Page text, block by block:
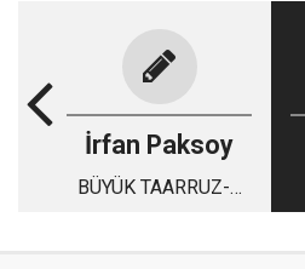
İrfan Paksoy
BÜYÜK TAARRUZ-6